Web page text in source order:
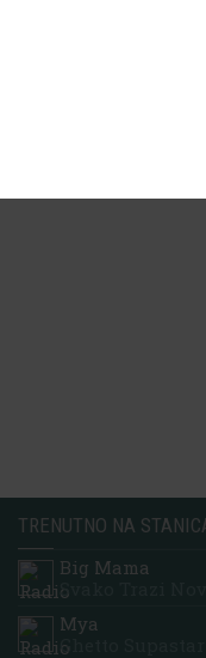
TRENUTNO NA
Big Mama
Svako Trazi
Mya
Ghetto Supastar